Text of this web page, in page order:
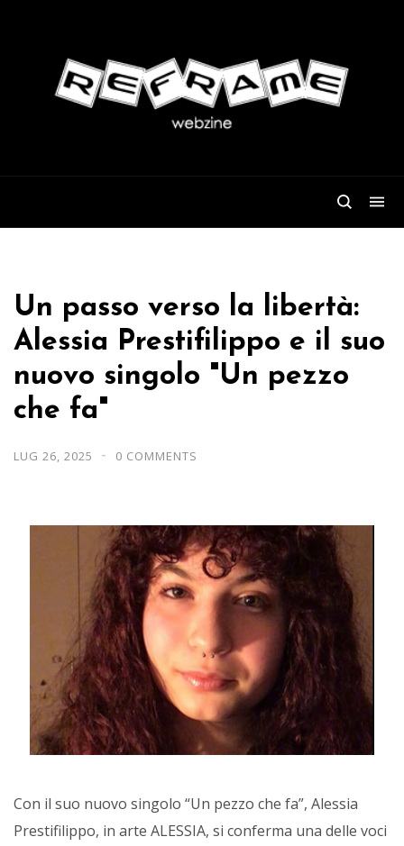
Un passo verso la libertà:
Alessia Prestifilippo e il suo
nuovo singolo "Un pezzo
che fa"
LUG 26, 2025 0 COMMENTS
Con il suo nuovo singolo “Un pezzo che fa”, Alessia
Prestifilippo, in arte ALESSIA, si conferma una delle voci